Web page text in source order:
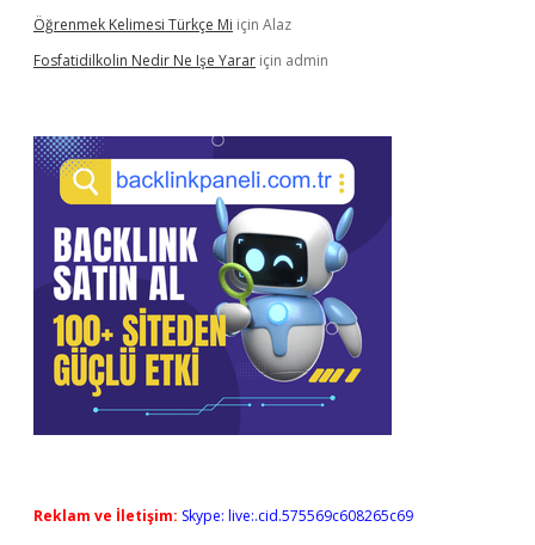
Öğrenmek Kelimesi Türkçe Mi için Alaz
Fosfatidilkolin Nedir Ne Işe Yarar için admin
Reklam ve İletişim: Skype: live:.cid.575569c608265c69